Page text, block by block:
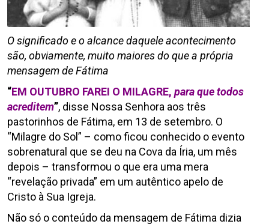
O significado e o alcance daquele acontecimento
são, obviamente, muito maiores do que a própria
mensagem de Fátima
“EM OUTUBRO FAREI O MILAGRE, para que todos
acreditem”, disse Nossa Senhora aos três
pastorinhos de Fátima, em 13 de setembro. O
“Milagre do Sol” – como ficou conhecido o evento
sobrenatural que se deu na Cova da Íria, um mês
depois – transformou o que era uma mera
“revelação privada” em um autêntico apelo de
Cristo à Sua Igreja.
Não só o conteúdo da mensagem de Fátima dizia